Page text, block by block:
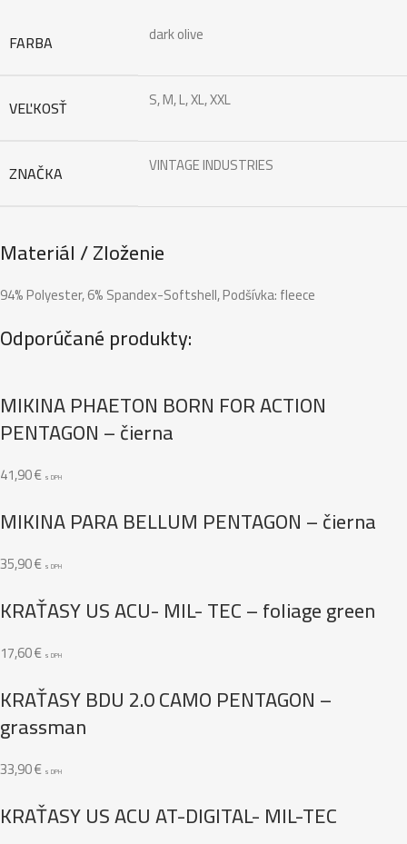
FARBA dark olive
VEĽKOSŤ S, M, L, XL, XXL
ZNAČKA VINTAGE INDUSTRIES
Materiál / Zloženie
94% Polyester, 6% Spandex-Softshell, Podšívka: fleece
Odporúčané produkty:
MIKINA PHAETON BORN FOR ACTION
PENTAGON – čierna
41,90€ s DPH
MIKINA PARA BELLUM PENTAGON – čierna
35,90€ s DPH
KRAŤASY US ACU- MIL- TEC – foliage green
17,60€ s DPH
KRAŤASY BDU 2.0 CAMO PENTAGON –
grassman
33,90€ s DPH
KRAŤASY US ACU AT-DIGITAL- MIL-TEC